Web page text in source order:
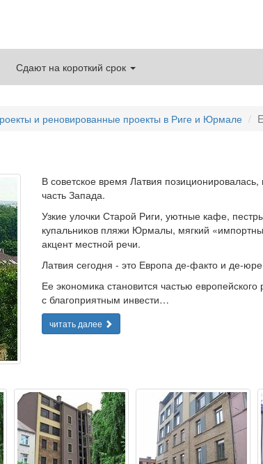
Сдают на короткий срок
и реновированные проекты в Риге и Юрмале
В советское время Латвия позиционировалась,
часть Запада.
Узкие улочки Старой Риги, уютные кафе,
купальников пляжи Юрмалы, мягкий
акцент местной речи.
Латвия сегодня - это Европа де-факто и де-
Ее экономика становится частью европейского
с благоприятным инвести…
читать далее